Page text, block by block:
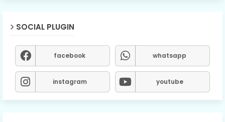
SOCIAL PLUGIN
facebook whatsapp
instagram youtube